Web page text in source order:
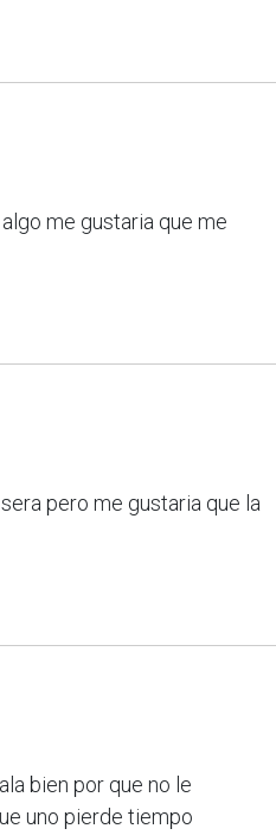
me gustaria que me
pero me gustaria que la
bien por que no le
uno pierde tiempo